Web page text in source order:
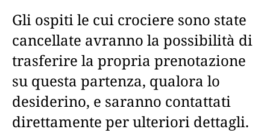
Gli ospiti le cui crociere sono state
cancellate avranno la possibilità di
trasferire la propria prenotazione
su questa partenza, qualora lo
desiderino, e saranno contattati
direttamente per ulteriori dettagli.